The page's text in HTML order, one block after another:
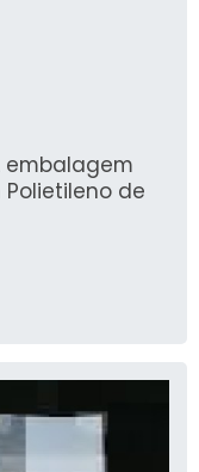
embalagem
de